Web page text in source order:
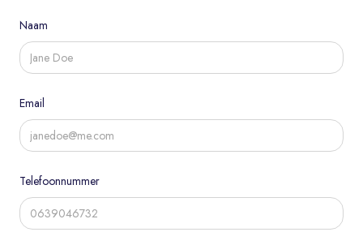
Naam
Email
Telefoonnummer